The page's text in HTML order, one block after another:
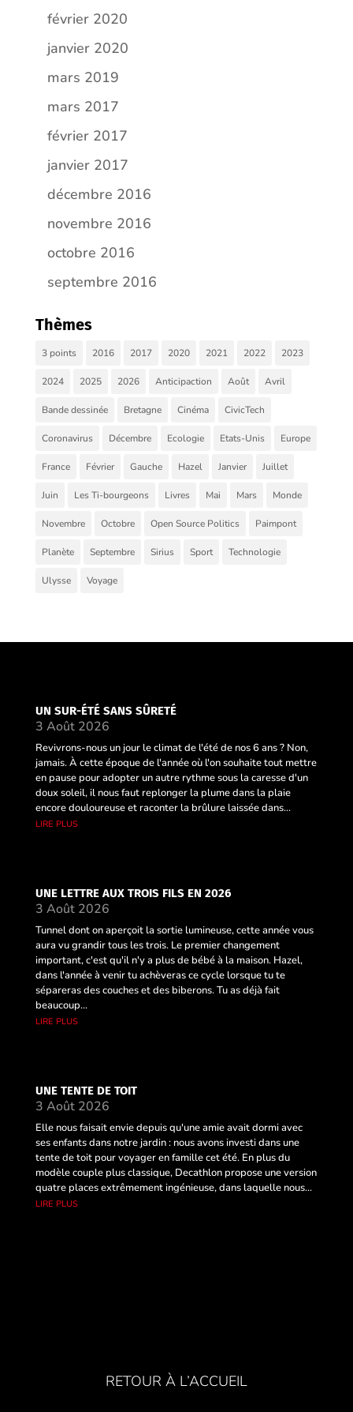
février 2020
janvier 2020
mars 2019
mars 2017
février 2017
janvier 2017
décembre 2016
novembre 2016
octobre 2016
septembre 2016
Thèmes
3 points 2016 2017 2020 2021 2022 2023
2024 2025 2026 Anticipaction Août Avril
Bande dessinée Bretagne Cinéma CivicTech
Coronavirus Décembre Ecologie Etats-Unis Europe
France Février Gauche Hazel Janvier Juillet
Juin Les Ti-bourgeons Livres Mai Mars Monde
Novembre Octobre Open Source Politics Paimpont
Planète Septembre Sirius Sport Technologie
Ulysse Voyage
UN SUR-ÉTÉ SANS SÛRETÉ
3 Août 2026
Revivrons-nous un jour le climat de l'été de nos 6 ans ? Non,
jamais. À cette époque de l'année où l'on souhaite tout mettre
en pause pour adopter un autre rythme sous la caresse d'un
doux soleil, il nous faut replonger la plume dans la plaie
encore douloureuse et raconter la brûlure laissée dans...
lire plus
UNE LETTRE AUX TROIS FILS EN 2026
3 Août 2026
Tunnel dont on aperçoit la sortie lumineuse, cette année vous
aura vu grandir tous les trois. Le premier changement
important, c'est qu'il n'y a plus de bébé à la maison. Hazel,
dans l'année à venir tu achèveras ce cycle lorsque tu te
sépareras des couches et des biberons. Tu as déjà fait
beaucoup...
lire plus
UNE TENTE DE TOIT
3 Août 2026
Elle nous faisait envie depuis qu'une amie avait dormi avec
ses enfants dans notre jardin : nous avons investi dans une
tente de toit pour voyager en famille cet été. En plus du
modèle couple plus classique, Decathlon propose une version
quatre places extrêmement ingénieuse, dans laquelle nous...
lire plus
RETOUR À L’ACCUEIL